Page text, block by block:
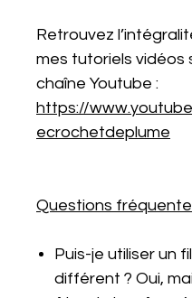
Retrouvez
mes tutoriels vidéos
chaîne Youtube :
https://
ecrochetdeplume
Questions
Puis-je utiliser un fil
différent ? Oui,